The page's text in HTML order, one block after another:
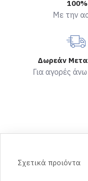
Με την
Δωρεάν
Για αγορές
Σχετικά προιόντα